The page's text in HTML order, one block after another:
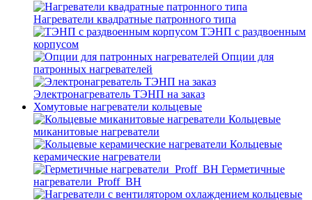
Нагреватели квадратные патронного типа
ТЭНП с раздвоенным
корпусом
Опции для
патронных нагревателей
Электронагреватель ТЭНП на заказ
Хомутовые нагреватели кольцевые
Кольцевые
миканитовые нагреватели
Кольцевые
керамические нагреватели
Герметичные
нагреватели_Proff_BH